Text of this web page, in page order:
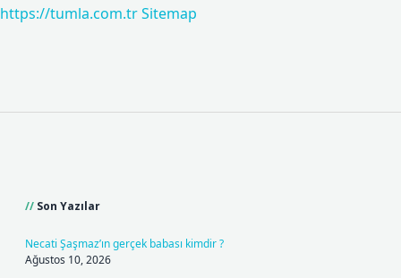
https://tumla.com.trSitemap
Son Yazılar
Necati Şaşmaz’ın gerçek babası kimdir ?
Ağustos 10, 2026